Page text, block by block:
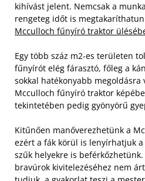
kihívást jelent. Nemcsak a
rengeteg időt is
Mcculloch fűnyíró traktor
Egy több száz m2-es területen
fűnyírót elég fárasztó, főleg a
sokkal hatékonyabb megoldásra
Mcculloch fűnyíró traktor
tekintetében pedig gyönyörű
Kitűnően manőverezhetünk a
ezért a fák körül is lenyírhatjuk a
szűk helyekre is
bravúrok kivitelezéséhez nem